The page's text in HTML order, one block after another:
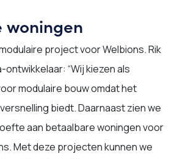
project voor Welbions. Rik
“Wij kiezen als
modulaire bouw omdat het
biedt. Daarnaast zien we
aan betaalbare woningen voor
Met deze projecten kunnen we